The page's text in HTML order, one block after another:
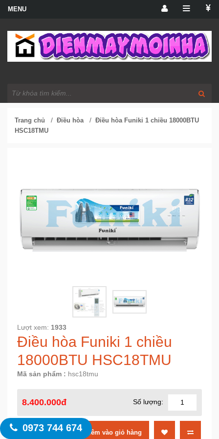
Trang chủ / Điều hòa / Điều hòa Funiki 1 chiều 18000BTU
HSC18TMU
Lượt xem: 1933
Điều hòa Funiki 1 chiều
18000BTU HSC18TMU
Mã sản phẩm : hsc18tmu
8.400.000đ Số lượng:
MUA NGAY
0973 744 674